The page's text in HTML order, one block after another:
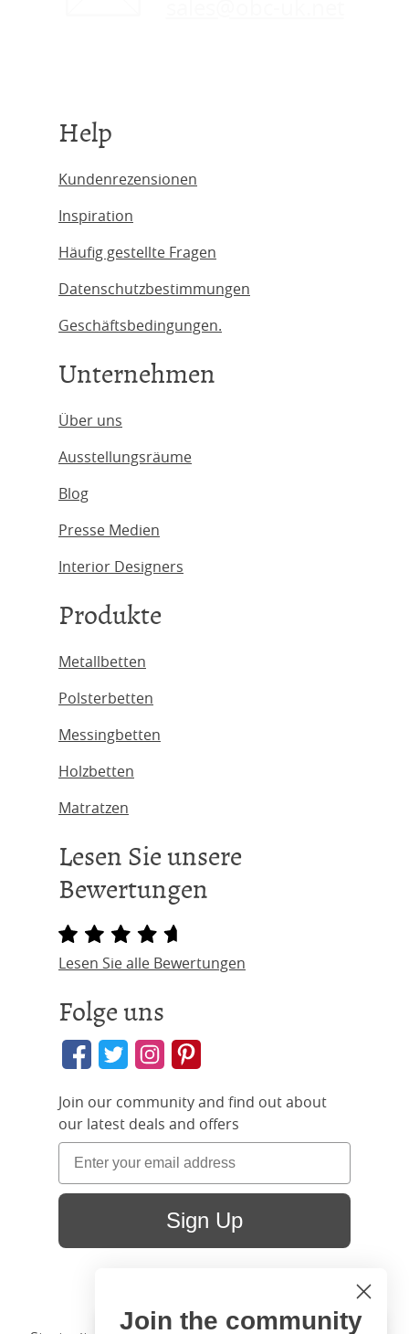
Help
Kundenrezensionen
Inspiration
Häufig gestellte Fragen
Datenschutzbestimmungen
Geschäftsbedingungen.
Unternehmen
Über uns
Ausstellungsräume
Blog
Presse Medien
Interior Designers
Produkte
Metallbetten
Polsterbetten
Messingbetten
Holzbetten
Matratzen
Lesen Sie unsere
Bewertungen
Lesen Sie alle Bewertungen
Folge uns
Join our community and find out about
our latest deals and offers
Sign Up
Hi
Join the community